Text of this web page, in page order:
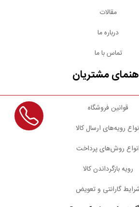
مقالات
درباره ما
تماس با ما
مشتریان
قوانین فروشگاه
رویه‌های ارسال کالا
انواع روش‌های پرداخت
رویه بازگرداندن کالا
گارانتی و تعویض